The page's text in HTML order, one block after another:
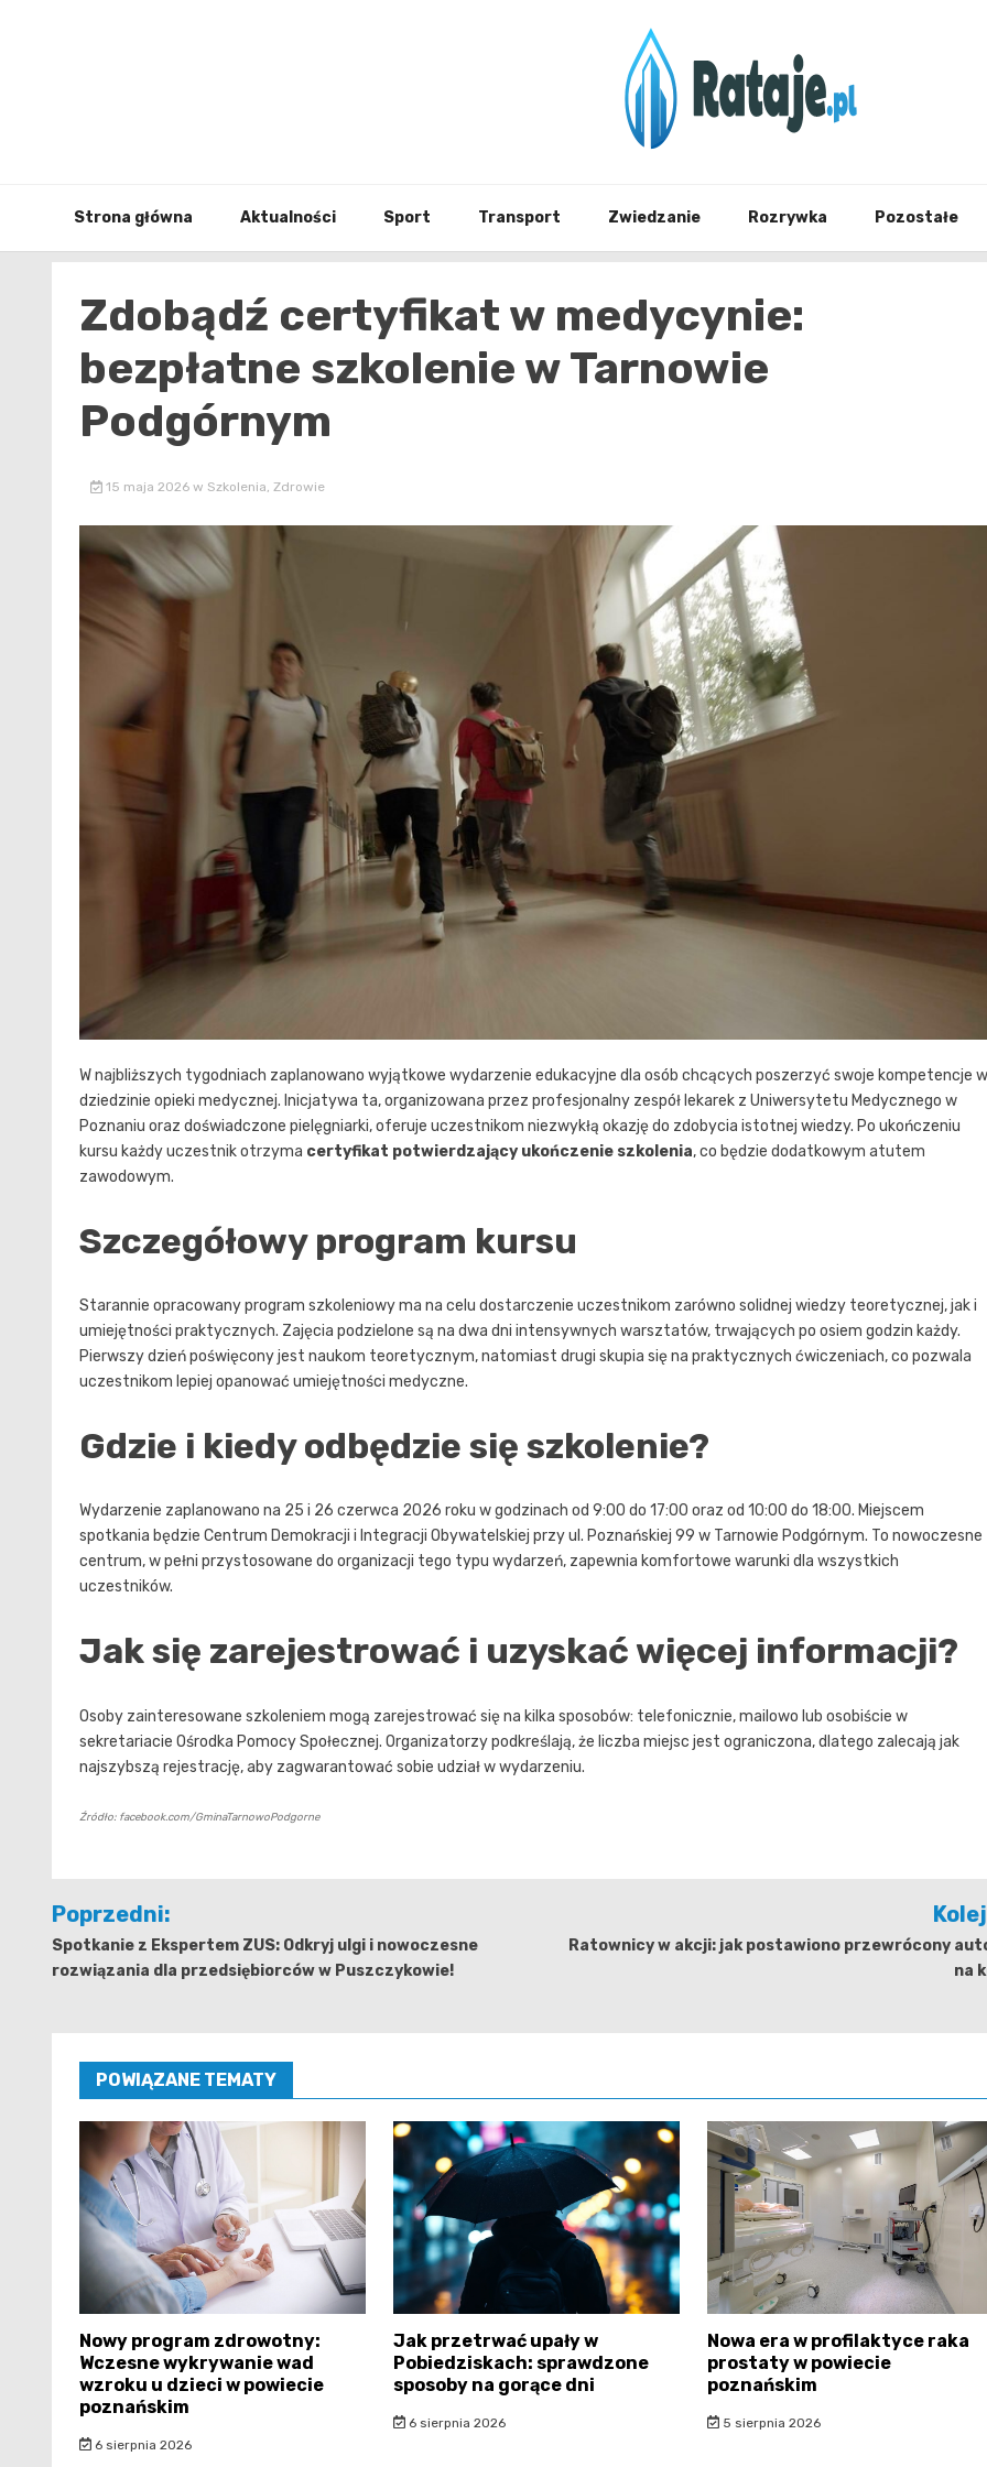
Strona główna Aktualności Sport Transport Zwiedzanie Rozrywka Pozostałe
Zdobądź certyfikat w medycynie:
bezpłatne szkolenie w Tarnowie
Podgórnym
15 maja 2026 w Szkolenia, Zdrowie
W najbliższych tygodniach zaplanowano wyjątkowe wydarzenie edukacyjne dla osób chcących poszerzyć swoje kompetencje w
dziedzinie opieki medycznej. Inicjatywa ta, organizowana przez profesjonalny zespół lekarek z Uniwersytetu Medycznego w
Poznaniu oraz doświadczone pielęgniarki, oferuje uczestnikom niezwykłą okazję do zdobycia istotnej wiedzy. Po ukończeniu
kursu każdy uczestnik otrzyma certyfikat potwierdzający ukończenie szkolenia, co będzie dodatkowym atutem
zawodowym.
Szczegółowy program kursu
Starannie opracowany program szkoleniowy ma na celu dostarczenie uczestnikom zarówno solidnej wiedzy teoretycznej, jak i
umiejętności praktycznych. Zajęcia podzielone są na dwa dni intensywnych warsztatów, trwających po osiem godzin każdy.
Pierwszy dzień poświęcony jest naukom teoretycznym, natomiast drugi skupia się na praktycznych ćwiczeniach, co pozwala
uczestnikom lepiej opanować umiejętności medyczne.
Gdzie i kiedy odbędzie się szkolenie?
Wydarzenie zaplanowano na 25 i 26 czerwca 2026 roku w godzinach od 9:00 do 17:00 oraz od 10:00 do 18:00. Miejscem
spotkania będzie Centrum Demokracji i Integracji Obywatelskiej przy ul. Poznańskiej 99 w Tarnowie Podgórnym. To nowoczesne
centrum, w pełni przystosowane do organizacji tego typu wydarzeń, zapewnia komfortowe warunki dla wszystkich
uczestników.
Jak się zarejestrować i uzyskać więcej informacji?
Osoby zainteresowane szkoleniem mogą zarejestrować się na kilka sposobów: telefonicznie, mailowo lub osobiście w
sekretariacie Ośrodka Pomocy Społecznej. Organizatorzy podkreślają, że liczba miejsc jest ograniczona, dlatego zalecają jak
najszybszą rejestrację, aby zagwarantować sobie udział w wydarzeniu.
Źródło: facebook.com/GminaTarnowoPodgorne
Nawigacja
wpisu
Poprzedni:
Spotkanie z Ekspertem ZUS: Odkryj ulgi i nowoczesne
rozwiązania dla przedsiębiorców w Puszczykowie!
Ratownicy w akcji: jak postawiono przewrócony
na
POWIĄZANE TEMATY
Nowy program zdrowotny:
Wczesne wykrywanie wad
wzroku u dzieci w powiecie
poznańskim
6 sierpnia 2026
Jak przetrwać upały w
Pobiedziskach: sprawdzone
sposoby na gorące dni
6 sierpnia 2026
Nowa era w profilaktyce raka
prostaty w powiecie
poznańskim
5 sierpnia 2026